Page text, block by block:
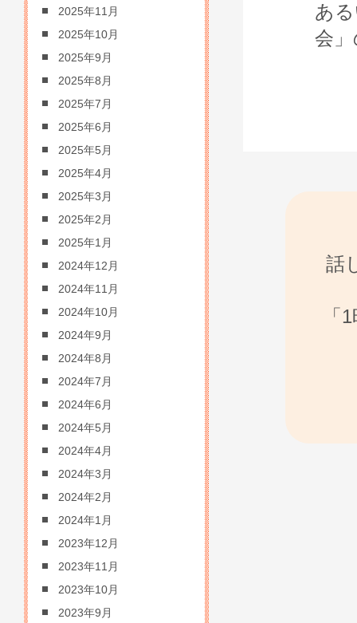
あ
会
話
「
2025年11月
2025年10月
2025年9月
2025年8月
2025年7月
2025年6月
2025年5月
2025年4月
2025年3月
2025年2月
2025年1月
2024年12月
2024年11月
2024年10月
2024年9月
2024年8月
2024年7月
2024年6月
2024年5月
2024年4月
2024年3月
2024年2月
2024年1月
2023年12月
2023年11月
2023年10月
2023年9月